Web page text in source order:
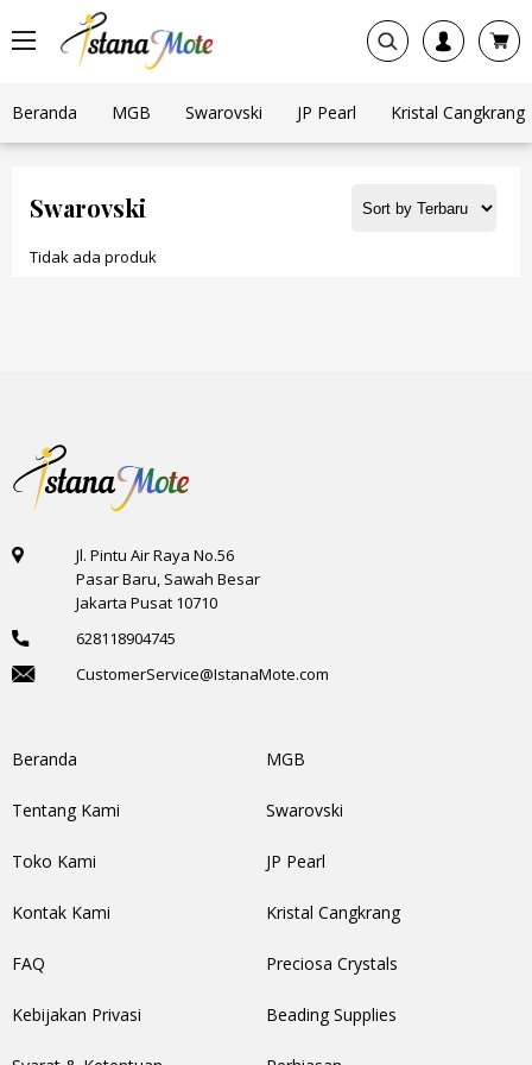
Beranda MGB Swarovski JP Pearl Kristal Cangkrang
Swarovski
Tidak ada produk
Jl. Pintu Air Raya No.56
Pasar Baru, Sawah Besar
Jakarta Pusat 10710
628118904745
CustomerService@IstanaMote.com
Beranda
Tentang Kami
Toko Kami
Kontak Kami
FAQ
Kebijakan Privasi
MGB
Swarovski
JP Pearl
Kristal Cangkrang
Preciosa Crystals
Beading Supplies